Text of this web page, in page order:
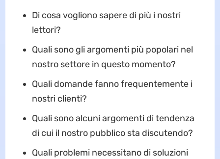
Di cosa vogliono sapere di più i nostri
lettori?
Quali sono gli argomenti più popolari nel
nostro settore in questo momento?
Quali domande fanno frequentemente i
nostri clienti?
Quali sono alcuni argomenti di tendenza
di cui il nostro pubblico sta discutendo?
Quali problemi necessitano di soluzioni